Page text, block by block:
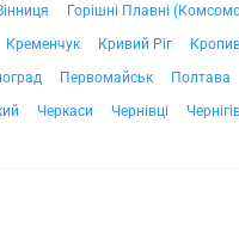
Горішні Плавні
Кременчук Кривий Ріг
Первомайськ Полтава
Черкаси Чернівці